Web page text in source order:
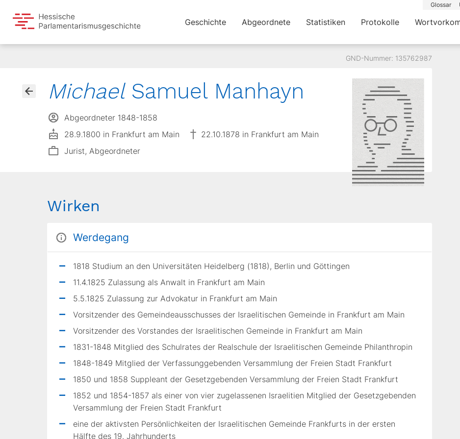
Glossar
Geschichte Abgeordnete Statistiken Protokolle
GND-Nummer: 135762987
MichaelSamuel Manhayn
Abgeordneter 1848-1858
28.9.1800 in Frankfurt am Main
22.10.1878 in Frankfurt am Main
Jurist, Abgeordneter
Wirken
Werdegang
1818 Studium an den Universitäten Heidelberg (1818), Berlin und Göttingen
11.4.1825 Zulassung als Anwalt in Frankfurt am Main
5.5.1825 Zulassung zur Advokatur in Frankfurt am Main
Vorsitzender des Gemeindeausschusses der Israelitischen Gemeinde in Frankfurt am Main
Vorsitzender des Vorstandes der Israelitischen Gemeinde in Frankfurt am Main
1831-1848 Mitglied des Schulrates der Realschule der Israelitischen Gemeinde Philanthropin
1848-1849 Mitglied der Verfassunggebenden Versammlung der Freien Stadt Frankfurt
1850 und 1858 Suppleant der Gesetzgebenden Versammlung der Freien Stadt Frankfurt
1852 und 1854-1857 als einer von vier zugelassenen Israelitien Mitglied der Gesetzgebenden
Versammlung der Freien Stadt Frankfurt
eine der aktivsten Persönlichkeiten der Israelitischen Gemeinde Frankfurts in der ersten
Hälfte des 19. Jahrhunderts